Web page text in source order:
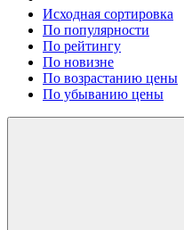
Исходная сортировка
По популярности
По рейтингу
По новизне
По возрастанию цены
По убыванию цены